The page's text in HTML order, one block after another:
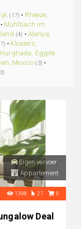
(17) • Rheeze,
• Mühlbach Im
(4) • Alanya,
• Klosters,
Hurghada, Egypte
Mexico (3) •
Eigen vervoer
Appartement
1398 27 0
Deal